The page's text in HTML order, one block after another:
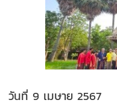
วันที่ 9 เมษาย 2567